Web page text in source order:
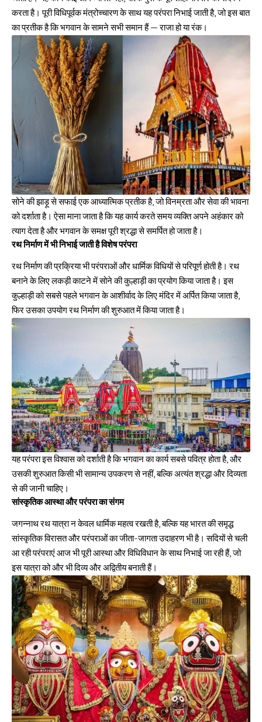
करता है। पूरी विधिपूर्वक मंत्रोच्चारण के साथ यह परंपरा निभाई जाती है, जो इस बात
का प्रतीक है कि भगवान के सामने सभी समान हैं — राजा हो या रंक।
सोने की झाड़ू से सफाई एक आध्यात्मिक प्रतीक है, जो विनम्रता और सेवा की भावना
को दर्शाता है। ऐसा माना जाता है कि यह कार्य करते समय व्यक्ति अपने अहंकार को
त्याग देता है और भगवान के समक्ष पूरी श्रद्धा से समर्पित हो जाता है।
रथ निर्माण में भी निभाई जाती है विशेष परंपरा
रथ निर्माण की प्रक्रिया भी परंपराओं और धार्मिक विधियों से परिपूर्ण होती है। रथ
बनाने के लिए लकड़ी काटने में सोने की कुल्हाड़ी का प्रयोग किया जाता है। इस
कुल्हाड़ी को सबसे पहले भगवान के आशीर्वाद के लिए मंदिर में अर्पित किया जाता है,
फिर उसका उपयोग रथ निर्माण की शुरुआत में किया जाता है।
यह परंपरा इस विश्वास को दर्शाती है कि भगवान का कार्य सबसे पवित्र होता है, और
उसकी शुरुआत किसी भी सामान्य उपकरण से नहीं, बल्कि अत्यंत श्रद्धा और दिव्यता
से की जानी चाहिए।
सांस्कृतिक आस्था और परंपरा का संगम
जगन्नाथ रथ यात्रान केवल धार्मिक महत्व रखती है, बल्कि यह भारत की समृद्ध
सांस्कृतिक विरासत और परंपराओं का जीता-जागता उदाहरण भी है। सदियों से चली
आ रही परंपराएं आज भी पूरी आस्था और विधिविधान के साथ निभाई जा रही हैं, जो
इस यात्रा को और भी दिव्य और अद्वितीय बनाती हैं।